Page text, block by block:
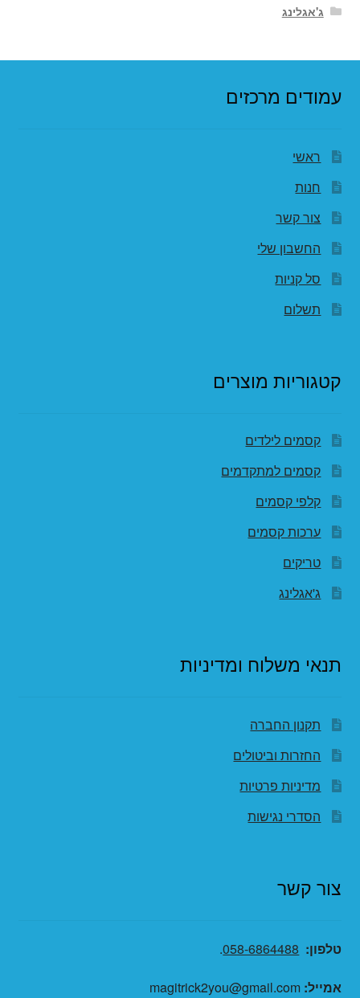
ג'אגלינג
עמודים מרכזים
ראשי
חנות
צור קשר
החשבון שלי
סל קניות
תשלום
קטגוריות מוצרים
קסמים לילדים
קסמים למתקדמים
קלפי קסמים
ערכות קסמים
טריקים
ג'אגלינג
תנאי משלוח ומדיניות
תקנון החברה
החזרות וביטולים
מדיניות פרטיות
הסדרי נגישות
צור קשר
טלפון: 058-6864488
.
אמייל: